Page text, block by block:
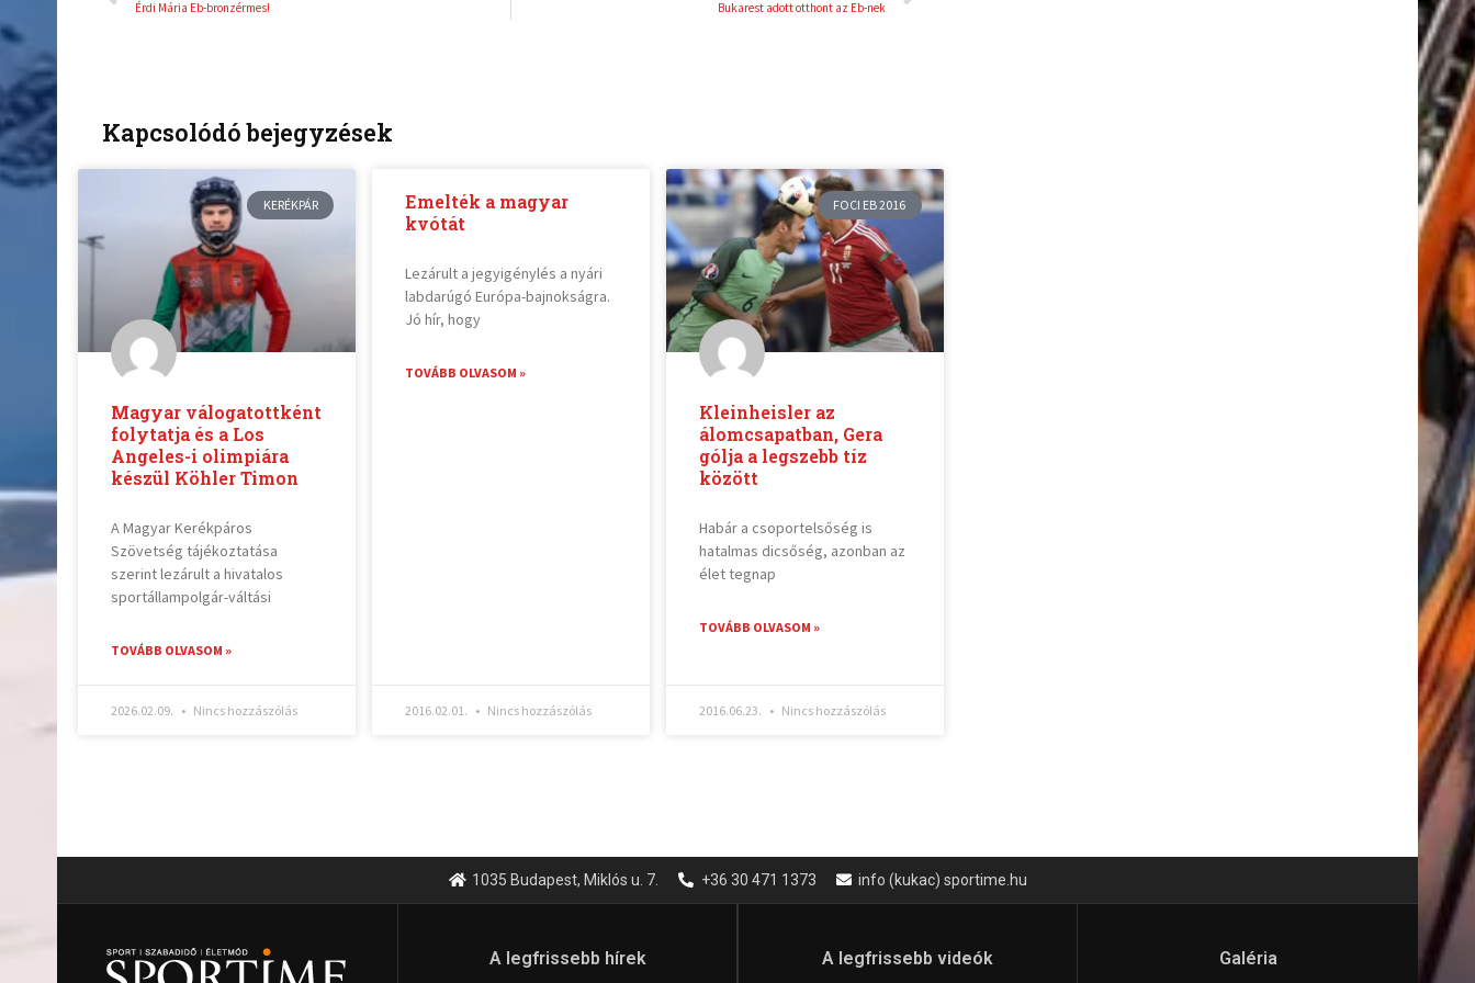
Érdi Mária Eb-bronzérmes! Bukarest adott otthont az Eb-nek
Kapcsolódó bejegyzések
KERÉKPÁR
Magyar válogatottként
folytatja és a Los
Angeles-i olimpiára
készül Köhler Timon
A Magyar Kerékpáros
Szövetség tájékoztatása
szerint lezárult a hivatalos
sportállampolgár-váltási
TOVÁBB OLVASOM »
2026.02.09. Nincs hozzászólás
Emelték a magyar
kvótát
Lezárult a jegyigénylés a nyári
labdarúgó Európa-bajnokságra.
Jó hír, hogy
TOVÁBB OLVASOM »
2016.02.01. Nincs hozzászólás
FOCI EB 2016
Kleinheisler az
álomcsapatban, Gera
gólja a legszebb tíz
között
Habár a csoportelsőség is
hatalmas dicsőség, azonban az
élet tegnap
TOVÁBB OLVASOM »
2016.06.23. Nincs hozzászólás
1035 Budapest, Miklós u. 7. +36 30 471 1373 info (kukac) sportime.hu
A legfrissebb hírek A legfrissebb videók Galéria